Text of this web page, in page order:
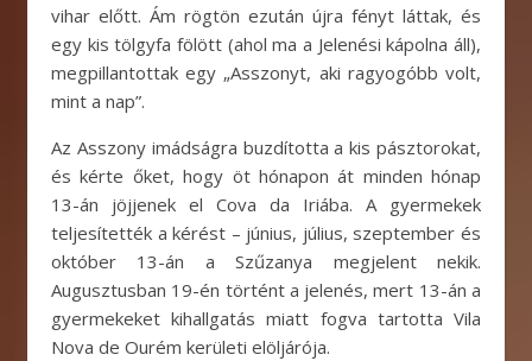
vihar előtt. Ám rögtön ezután újra fényt láttak, és
egy kis tölgyfa fölött (ahol ma a Jelenési kápolna áll),
megpillantottak egy „Asszonyt, aki ragyogóbb volt,
mint a nap”.
Az Asszony imádságra buzdította a kis pásztorokat,
és kérte őket, hogy öt hónapon át minden hónap
13-án jöjjenek el Cova da Iriába. A gyermekek
teljesítették a kérést – június, július, szeptember és
október 13-án a Szűzanya megjelent nekik.
Augusztusban 19-én történt a jelenés, mert 13-án a
gyermekeket kihallgatás miatt fogva tartotta Vila
Nova de Ourém kerületi elöljárója.